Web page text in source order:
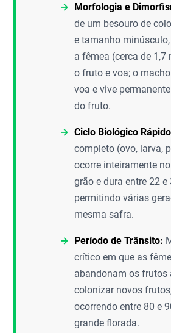
Morfologia e
de um besouro de
e tamanho
a fêmea (cerca de 1,7
o fruto e voa; o
voa e vive
do fruto.
Ciclo Biológico
completo (ovo, larva,
ocorre inteiramente
grão e dura entre 22 e
permitindo várias
mesma safra.
Período de Trânsito:
crítico em que as
abandonam os frutos
colonizar novos
ocorrendo entre 80 e
grande florada.